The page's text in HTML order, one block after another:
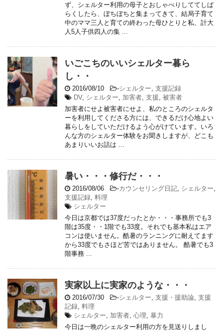
ず、シェルター利用の母子とおしゃべりしててしば
らくしたら、ぼちぼちと集まってきて、結局子育て
中のママ三人と育ての終わった母ひとりと私、計大
人5人子供四人の集 ...
いごこちのいいシェルター暮ら
し・・
2016/08/10 -シェルター, 支援記録
DV, シェルター, 加害者, 支援, 被害者
加害者にせよ被害者にせよ、私のところのシェルタ
ーを利用してくださる方には、できるだけ心地よい
暮らしをしていただけるよう心がけています。いろ
んな方のシェルター体験をお聞きしますが、どこも
あまりいいお話は ...
暑い・・・修行だ・・・
2016/08/06 -カウンセリング日記, シェルター,
支援記録, 料理
シェルター
今日は京都では37度だったとか・・・事務所でも3
階は35度・・1階でも33度。それでも基本私はエア
コンは使いません。酷暑のランニングに耐えてます
から33度でもさほど苦ではありません。 酷暑でも3
階事務 ...
実家以上に実家のような・・・
2016/07/30 -シェルター, 支援・援助論, 支援
記録, 料理
シェルター, 加害者, 心理, 暴力
今日は一晩のシェルター利用の方を見送りしまし